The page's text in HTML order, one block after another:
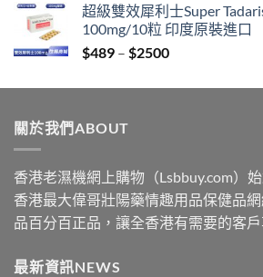
$329
through
$2199
超級雙效犀利士Super
100mg/10粒 印度原裝進口
$489 – $2500Price
$489
關於我們ABOUT
香港老濕機網上購物（Lsbbuy.com）
香港最大偉哥壯陽藥情趣用品保健品
品百分百正品，讓全香港有需要的客
最新資訊NEWS